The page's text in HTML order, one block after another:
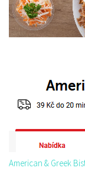
American & Greek